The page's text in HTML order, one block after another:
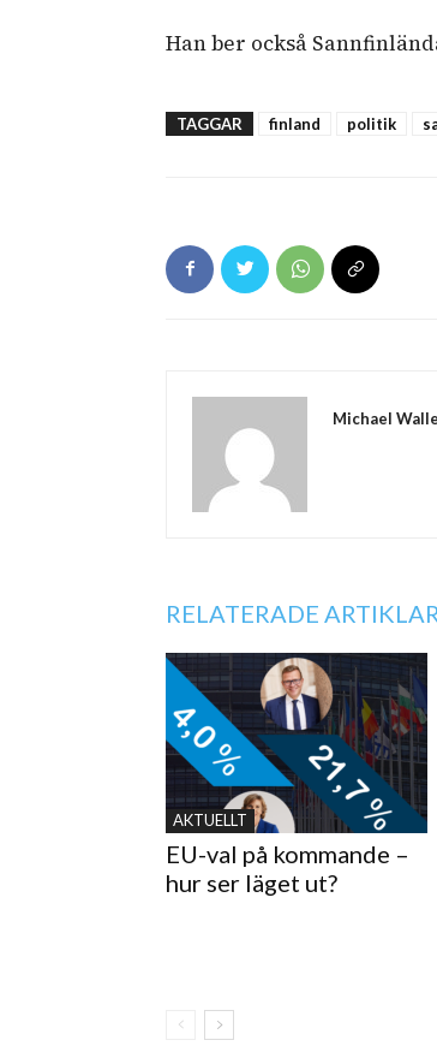
Han ber också
TAGGAR finland politik
Michael
RELATERADE
AKTUELLT
EU-val på kommande –
hur ser läget ut?